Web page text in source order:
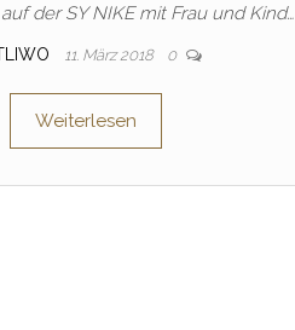
der SY NIKE mit Frau und Kind…
11. März 2018 0
Weiterlesen